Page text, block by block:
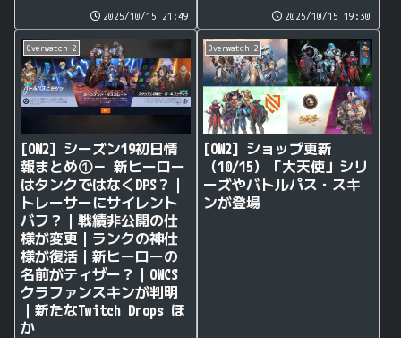
2025/10/15 21:49 2025/10/15 19:30
Overwatch 2
[OW2] シーズン19初日情
報まとめ①－ 新ヒーロー
はタンクではなくDPS？｜
トレーサーにサイレント
バフ？｜戦績非公開の仕
様が変更｜ランクの神仕
様が復活｜新ヒーローの
名前がティザー？｜OWCS
クラファンスキンが判明
｜新たなTwitch Drops ほ
か
Overwatch 2
[OW2] ショップ更新
（10/15）「大天使」シリ
ーズやバトルパス・スキ
ンが登場